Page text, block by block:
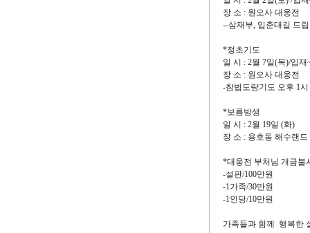
장 소 : 원오사 대웅전
--삼재부, 입춘대길 드
*정초기도
일 시 : 2월 7일(목)/입
장 소 : 원오사 대웅전
-참법도량기도 오후 1시
*보름방생
일 시 : 2월 19일 (화)
장 소 : 용호동 해수랜
*대웅전 부처님 개금불
-설판/100만원
-1가족/30만원
-1인당/10만원
가족들과 함께 행복한